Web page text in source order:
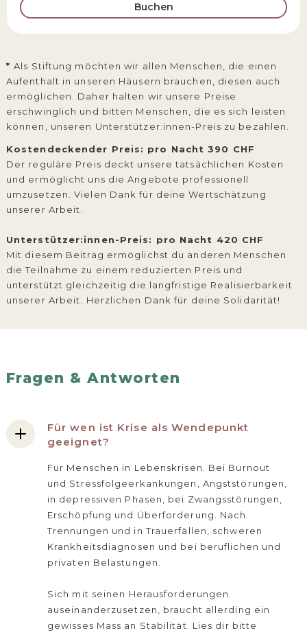
Buchen
*Als Stiftung möchten wir allen Menschen, die einen
Aufenthalt in unseren Häusern brauchen, diesen auch
ermöglichen. Daher halten wir unsere Preise
erschwinglich und bitten Menschen, die es sich leisten
können, unseren Unterstützer:innen-Preis zu bezahlen.
Kostendeckender Preis: pro Nacht 390 CHF
Der reguläre Preis deckt unsere tatsächlichen Kosten
und ermöglicht uns die Angebote professionell
umzusetzen. Vielen Dank für deine Wertschätzung
unserer Arbeit.
Unterstützer:innen-Preis: pro Nacht 420 CHF
Mit diesem Beitrag ermöglichst du anderen Menschen
die Teilnahme zu einem reduzierten Preis und
unterstützt gleichzeitig die langfristige Realisierbarkeit
unserer Arbeit. Herzlichen Dank für deine Solidarität!
Fragen & Antworten
Für wen ist Krise als Wendepunkt
geeignet?
Für Menschen in Lebenskrisen. Bei Burnout
und Stressfolgeerkankungen, Angststörungen,
in depressiven Phasen, bei Zwangsstörungen,
Erschöpfung und Überforderung. Nach
Trennungen und in Trauerfällen, schweren
Krankheitsdiagnosen und bei beruflichen und
privaten Belastungen.
Sich mit seinen Herausforderungen
auseinanderzusetzen, braucht allerding ein
gewisses Mass an Stabilität. Lies dir bitte